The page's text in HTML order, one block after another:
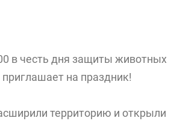
в честь дня защиты животных
на праздник!
территорию и открыли